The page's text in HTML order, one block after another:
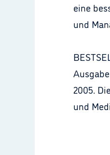
eine
und
2005.
und